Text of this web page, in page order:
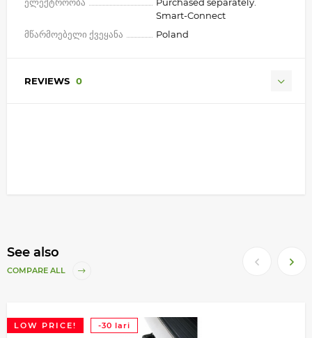
Smart-Connect
მწარმოებელი ქვეყანა
Poland
REVIEWS 0
See also
COMPARE ALL
LOW PRICE! -30 lari